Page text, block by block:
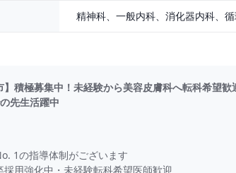
ンセンティブが発生します）
】積極募集中！未経験から美容皮膚科へ転科希望
先生活躍中
1の指導体制がございます
用強化中・未経験転科希望医師歓迎